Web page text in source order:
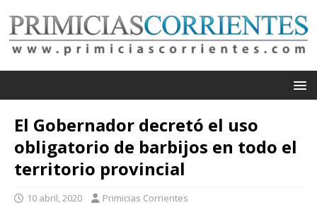
El Gobernador decretó el uso
obligatorio de barbijos en todo el
territorio provincial
10 abril, 2020 Primicias Corrientes